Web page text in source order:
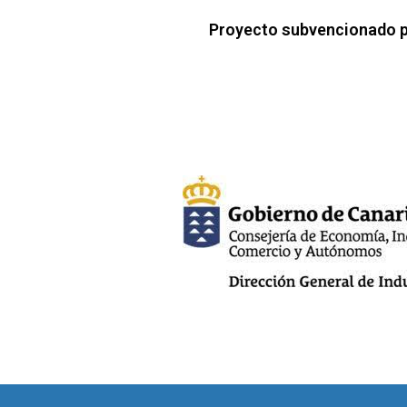
Proyecto subvencionado